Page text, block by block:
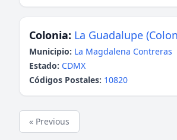
Colonia: La Guadalupe
Municipio: La Magdalena Contreras
Estado: CDMX
Códigos Postales: 10820
« Previous